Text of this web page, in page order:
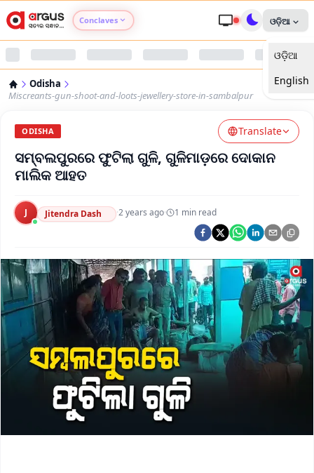
Conclaves
Argus Nari Shakti
Argus Health Connect
Argus Swaad Odisha
Argus Chalo Dekhein Apna Desh
ଓଡ଼ିଆ
ଓଡ଼ିଆ
English
Odisha
Miscreants-gun-shoot-and-loots-jewellery-store-in-sambalpur
ODISHA Translate
ସମ୍ବଲପୁରରେ ଫୁଟିଲା ଗୁଳି, ଗୁଳିମାଡ଼ରେ ଦୋକାନ
ମାଲିକ ଆହତ
J Jitendra Dash ·2 years ago· 1 min read